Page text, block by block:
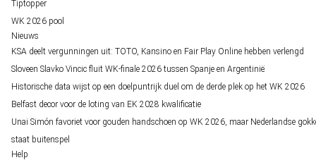
Tiptopper
WK 2026 pool
Nieuws
KSA deelt vergunningen uit: TOTO, Kansino en Fair Play Online hebben verlengd
Sloveen Slavko Vincic fluit WK-finale 2026 tussen Spanje en Argentinië
Historische data wijst op een doelpuntrijk duel om de derde plek op het WK 2026
Belfast decor voor de loting van EK 2028 kwalificatie
Unai Simón favoriet voor gouden handschoen op WK 2026, maar Nederlandse
staat buitenspel
Help